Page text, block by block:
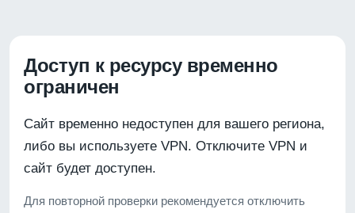
Доступ к ресурсу временно
ограничен
Сайт временно недоступен для вашего региона,
либо вы используете VPN. Отключите VPN и
сайт будет доступен.
Для повторной проверки рекомендуется отключить